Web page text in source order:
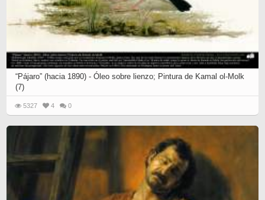
“Pájaro” (hacia 1890) - Óleo sobre lienzo; Pintura de Kamal ol-Molk
(7)
5327 4 0